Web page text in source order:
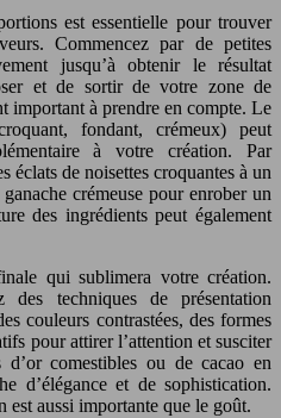
est essentielle pour trouver
Commencez par de petites
jusqu’à obtenir le résultat
et de sortir de votre zone de
important à prendre en compte. Le
fondant, crémeux) peut
à votre création. Par
éclats de noisettes croquantes à un
crémeuse pour enrober un
des ingrédients peut également
qui sublimera votre création.
techniques de présentation
couleurs contrastées, des formes
pour attirer l’attention et susciter
comestibles ou de cacao en
d’élégance et de sophistication.
est aussi importante que le goût.